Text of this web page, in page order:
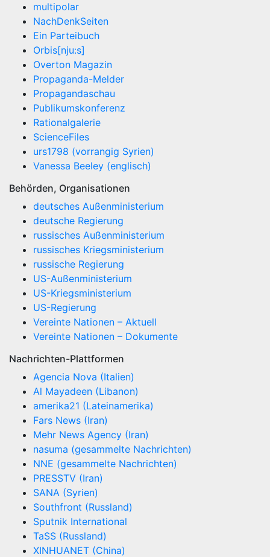
multipolar
NachDenkSeiten
Ein Parteibuch
Orbis[nju:s]
Overton Magazin
Propaganda-Melder
Propagandaschau
Publikumskonferenz
Rationalgalerie
ScienceFiles
urs1798 (vorrangig Syrien)
Vanessa Beeley (englisch)
Behörden, Organisationen
deutsches Außenministerium
deutsche Regierung
russisches Außenministerium
russisches Kriegsministerium
russische Regierung
US-Außenministerium
US-Kriegsministerium
US-Regierung
Vereinte Nationen – Aktuell
Vereinte Nationen – Dokumente
Nachrichten-Plattformen
Agencia Nova (Italien)
Al Mayadeen (Libanon)
amerika21 (Lateinamerika)
Fars News (Iran)
Mehr News Agency (Iran)
nasuma (gesammelte Nachrichten)
NNE (gesammelte Nachrichten)
PRESSTV (Iran)
SANA (Syrien)
Southfront (Russland)
Sputnik International
TaSS (Russland)
XINHUANET (China)